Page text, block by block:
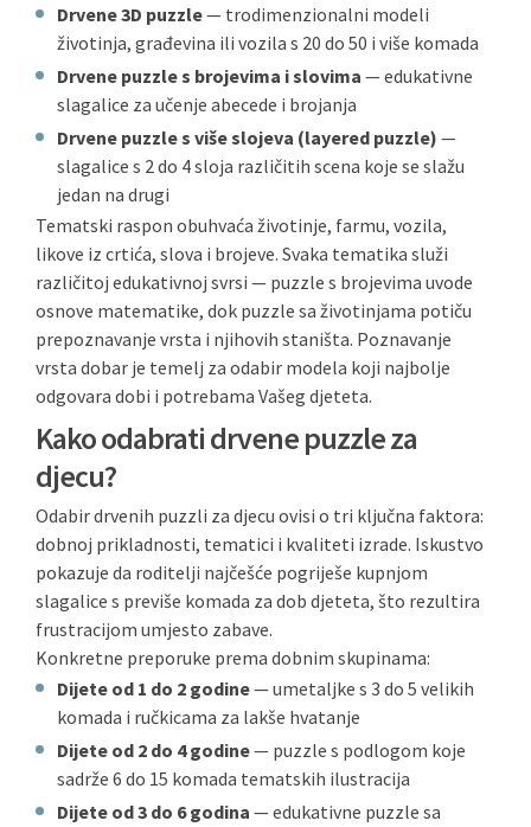
Drvene 3D puzzle— trodimenzionalni modeli
životinja, građevina ili vozila s 20 do 50 i više komada
Drvene puzzle s brojevima i slovima — edukativne
slagalice za učenje abecede i brojanja
Drvene puzzle s više slojeva (layered puzzle) —
slagalice s 2 do 4 sloja različitih scena koje se slažu
jedan na drugi
Tematski raspon obuhvaća životinje, farmu, vozila,
likove iz crtića, slova i brojeve. Svaka tematika služi
različitoj edukativnoj svrsi — puzzle s brojevima uvode
osnove matematike, dok puzzle sa životinjama potiču
prepoznavanje vrsta i njihovih staništa. Poznavanje
vrsta dobar je temelj za odabir modela koji najbolje
odgovara dobi i potrebama Vašeg djeteta.
Kako odabrati drvene puzzle za
djecu?
Odabir drvenih puzzli za djecu ovisi o tri ključna faktora:
dobnoj prikladnosti, tematici i kvaliteti izrade. Iskustvo
pokazuje da roditelji najčešće pogriješe kupnjom
slagalice s previše komada za dob djeteta, što rezultira
frustracijom umjesto zabave.
Konkretne preporuke prema dobnim skupinama:
Dijete od 1 do 2 godine— umetaljke s 3 do 5 velikih
komada i ručkicama za lakše hvatanje
Dijete od 2 do 4 godine— puzzle s podlogom koje
sadrže 6 do 15 komada tematskih ilustracija
Dijete od 3 do 6 godina — edukativne puzzle sa